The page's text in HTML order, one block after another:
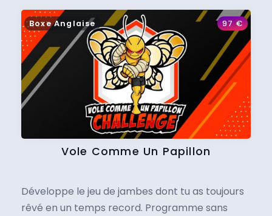
Boxe Anglaise 97€
Vole Comme Un Papillon
Développe le jeu de jambes dont tu as toujours
rêvé en un temps record. Programme sans